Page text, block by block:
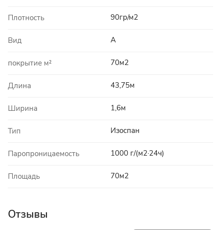
Плотность 90гр/м2
Вид A
покрытие м² 70м2
Длина 43,75м
Ширина 1,6м
Тип Изоспан
Паропроницаемость 1000 г/(м2·24ч)
Площадь 70м2
Отзывы